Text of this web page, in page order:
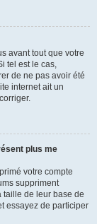
avant tout que votre
tel est le cas,
de ne pas avoir été
internet ait un
plus me
votre compte
suppriment
taille de leur base de
essayez de participer